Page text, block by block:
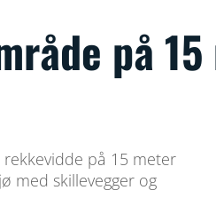
på 15
på 15 meter
med skillevegger og